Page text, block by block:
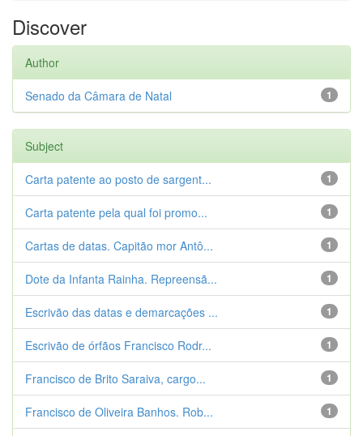
Discover
Author
1
Senado da Câmara de Natal
Subject
1
Carta patente ao posto de sargent...
1
Carta patente pela qual foi promo...
1
Cartas de datas. Capitão mor Antô...
1
Dote da Infanta Rainha. Repreensã...
1
Escrivão das datas e demarcações ...
1
Escrivão de órfãos Francisco Rodr...
1
Francisco de Brito Saraiva, cargo...
1
Francisco de Oliveira Banhos. Rob...